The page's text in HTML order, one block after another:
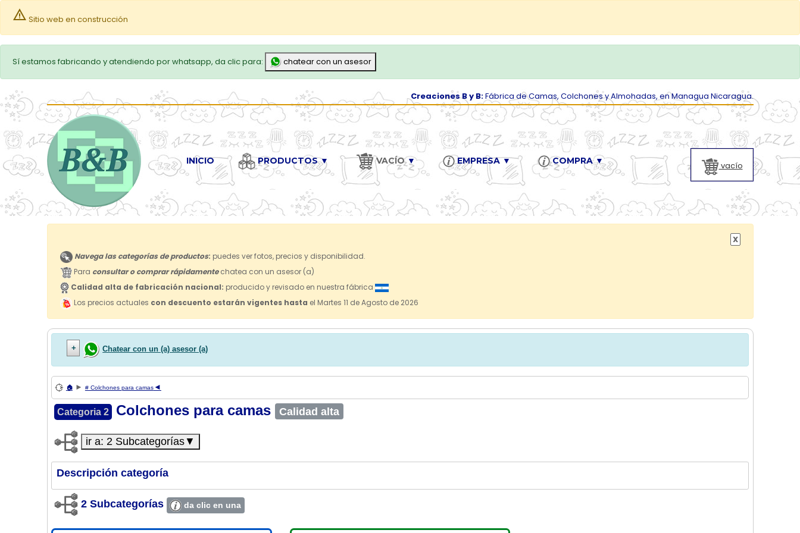
warning Sitio web en construcción
Sí estamos fabricando y atendiendo por whatsapp, da clic para: chatear con un asesor
Creaciones B y B:Fábrica de Camas, Colchones y Almohadas, en Managua Nicaragua.
INICIO PRODUCTOS ▼ VACÍO▼ EMPRESA ▼ COMPRA ▼ vacío
X
Navega las categorías de productos: puedes ver fotos, precios y disponibilidad.
Para consultar o comprar rápidamentechatea con un asesor (a)
Calidad alta de fabricación nacional: producido y revisado en nuestra fábrica
Los precios actuales con descuento estarán vigentes hasta el Martes 11 de Agosto de 2026
Chatear con un (a) asesor (a)
🏠► # Colchones para camas◄
Categoria 2 Colchones para camas Calidad alta
ir a: 2 Subcategorías▼
Descripción categoría
2 Subcategorías da clic en una